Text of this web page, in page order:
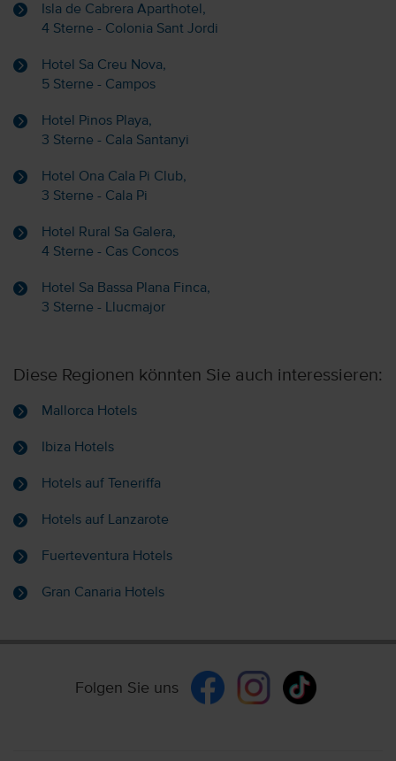
Isla de Cabrera Aparthotel,
4 Sterne - Colonia Sant Jordi
Hotel Sa Creu Nova,
5 Sterne - Campos
Hotel Pinos Playa,
3 Sterne - Cala Santanyi
Hotel Ona Cala Pi Club,
3 Sterne - Cala Pi
Hotel Rural Sa Galera,
4 Sterne - Cas Concos
Hotel Sa Bassa Plana Finca,
3 Sterne - Llucmajor
Diese Regionen könnten Sie auch interessieren:
Mallorca Hotels
Ibiza Hotels
Hotels auf Teneriffa
Hotels auf Lanzarote
Fuerteventura Hotels
Gran Canaria Hotels
Folgen Sie uns